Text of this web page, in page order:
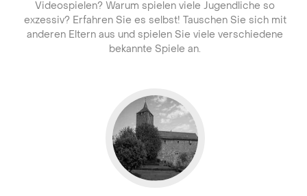
Videospielen? Warum spielen viele Jugendliche so
exzessiv? Erfahren Sie es selbst! Tauschen Sie sich mit
anderen Eltern aus und spielen Sie viele verschiedene
bekannte Spiele an.
Go to Gaming-(K)nights